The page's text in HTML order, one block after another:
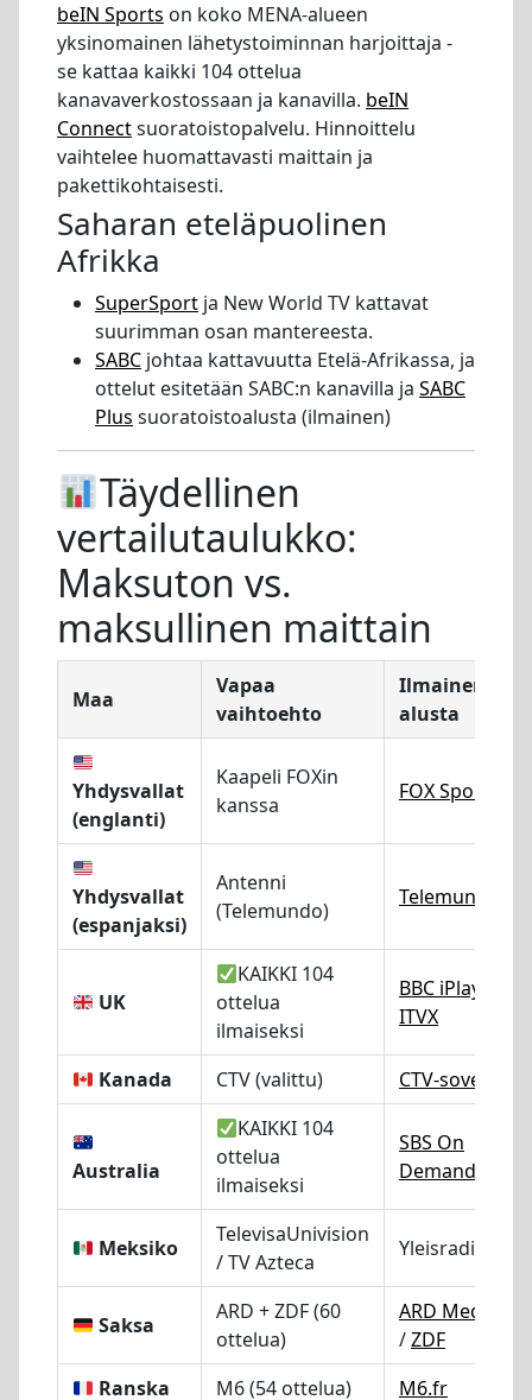
beIN Sports on koko MENA-alueen
yksinomainen lähetystoiminnan harjoittaja -
se kattaa kaikki 104 ottelua
kanavaverkostossaan ja kanavilla. beIN
Connectsuoratoistopalvelu. Hinnoittelu
vaihtelee huomattavasti maittain ja
pakettikohtaisesti.
Saharan eteläpuolinen
Afrikka
SuperSport ja New World TV kattavat
suurimman osan mantereesta.
SABC johtaa kattavuutta Etelä-Afrikassa, ja
ottelut esitetään SABC:n kanavilla ja SABC
Plus suoratoistoalusta (ilmainen)
Täydellinen
vertailutaulukko:
Maksuton vs.
maksullinen maittain
Maa
Vapaa
vaihtoehto
Ilmainen
alusta
Yhdysvallat
(englanti)
Kaapeli FOXin
kanssa
FOX Sports
Yhdysvallat
(espanjaksi)
Antenni
(Telemundo)
UK
KAIKKI 104
ottelua
ilmaiseksi
BBC iPlayer
ITVX
Kanada CTV (valittu) CTV-sovellus
Australia
KAIKKI 104
ottelua
ilmaiseksi
SBS On
Demand
Meksiko
TelevisaUnivision
/ TV Azteca
Yleisradio-TV
Saksa
ARD + ZDF (60
ottelua)
ARD
/ZDF
Ranska
M6 (54 ottelua) M6.fr